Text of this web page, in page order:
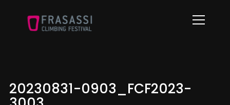
Info
20230831-0903_FCF2023-